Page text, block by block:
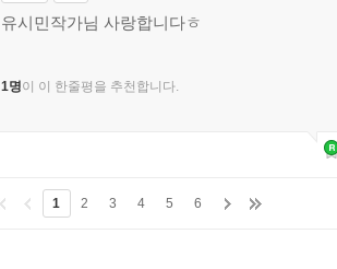
유시민작가님 사랑합니다ㅎ
1명이 이 한줄평을 추천합니다.
1 2 3 4 5 6